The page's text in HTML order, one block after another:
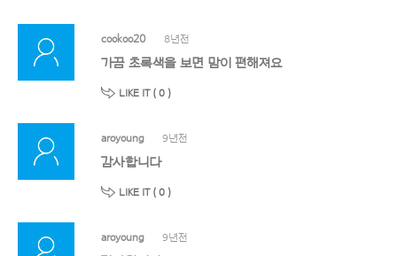
cookoo20 8년전
가끔 초록색을 보면 맘이 편해져요
LIKE IT ( 0 )
aroyoung 9년전
감사합니다
LIKE IT ( 0 )
aroyoung 9년전